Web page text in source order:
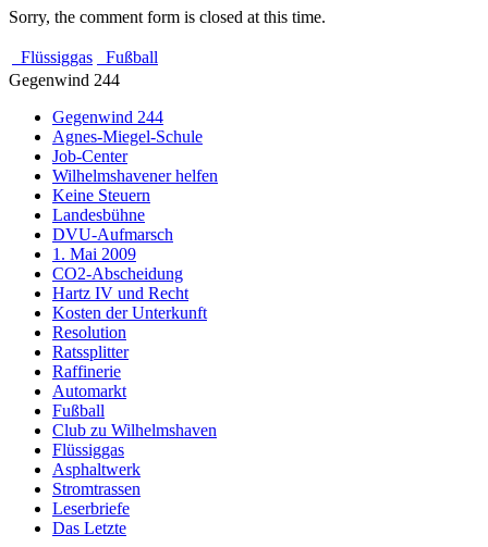
Sorry, the comment form is closed at this time.
Flüssiggas
Fußball
Gegenwind 244
Gegenwind 244
Agnes-Miegel-Schule
Job-Center
Wilhelmshavener helfen
Keine Steuern
Landesbühne
DVU-Aufmarsch
1. Mai 2009
CO2-Abscheidung
Hartz IV und Recht
Kosten der Unterkunft
Resolution
Ratssplitter
Raffinerie
Automarkt
Fußball
Club zu Wilhelmshaven
Flüssiggas
Asphaltwerk
Stromtrassen
Leserbriefe
Das Letzte